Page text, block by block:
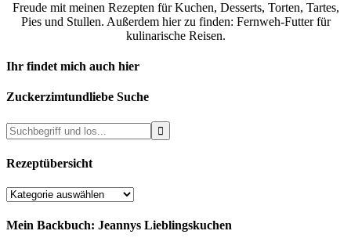
Freude mit meinen Rezepten für Kuchen, Desserts, Torten, Tartes,
Pies und Stullen. Außerdem hier zu finden: Fernweh-Futter für
kulinarische Reisen.
Ihr findet mich auch hier
Zuckerzimtundliebe Suche
Rezeptübersicht
Rezeptübersicht
Mein Backbuch: Jeannys Lieblingskuchen